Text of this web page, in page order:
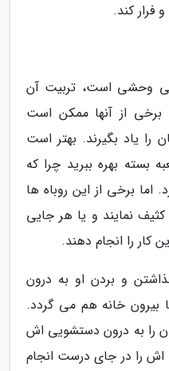
فرار کند.
وحشی است، تربیت آن
برخی از آنها ممکن است
را یاد بگیرند. بهتر است
بسته بهره ببرید چرا که
اما برخی از این روباه ها
نمایند و یا هر جایی
را انجام دهند.
و بردن او به درون
خانه هم می گردد.
را به درون دستشویی اش
را در جای درست انجام